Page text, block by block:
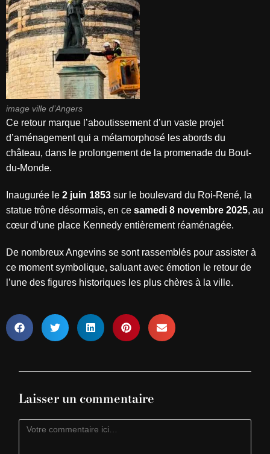
image ville d’Angers
Ce retour marque l’aboutissement d’un vaste projet
d’aménagement qui a métamorphosé les abords du
château, dans le prolongement de la promenade du Bout-
du-Monde.
Inaugurée le 2 juin 1853 sur le boulevard du Roi-René, la
statue trône désormais, en ce samedi 8 novembre 2025, au
cœur d’une place Kennedy entièrement réaménagée.
De nombreux Angevins se sont rassemblés pour assister à
ce moment symbolique, saluant avec émotion le retour de
l’une des figures historiques les plus chères à la ville.
Laisser un commentaire